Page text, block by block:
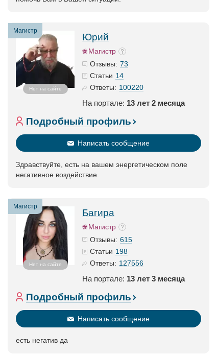
Магистр
Нет на сайте
Юрий
Магистр
Отзывы: 73
Статьи 14
Ответы: 100220
На портале: 13 лет 2 месяца
Подробный профиль
Написать сообщение
Здравствуйте, есть на вашем энергетическом поле
негативное воздействие.
Магистр
Нет на сайте
Багира
Магистр
Отзывы: 615
Статьи 198
Ответы: 127556
На портале: 13 лет 3 месяца
Подробный профиль
Написать сообщение
есть негатив да